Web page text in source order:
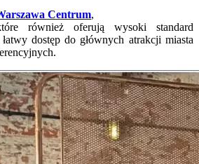
Centrum,
również oferują wysoki standard
dostęp do głównych atrakcji miasta